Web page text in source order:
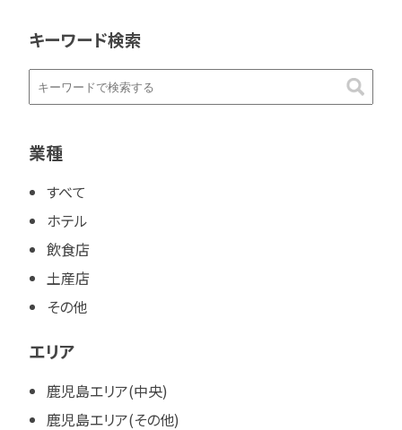
キーワード検索
業種
すべて
ホテル
飲食店
土産店
その他
エリア
鹿児島エリア(中央)
鹿児島エリア(その他)